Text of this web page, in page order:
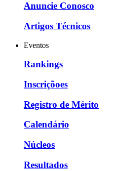
Anuncie Conosco
Artigos Técnicos
Eventos
Rankings
Inscriçõoes
Registro de Mérito
Calendário
Núcleos
Resultados